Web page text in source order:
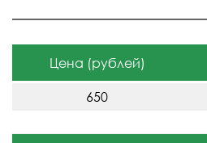
Цена (рублей)
650